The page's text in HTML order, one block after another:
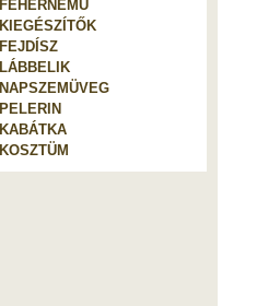
FEHÉRNEMŰ
KIEGÉSZÍTŐK
FEJDÍSZ
LÁBBELIK
NAPSZEMÜVEG
PELERIN
KABÁTKA
KOSZTÜM